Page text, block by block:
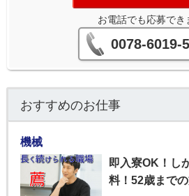
お電話でも応募でき
0078-6019-
おすすめのお仕事
機械
即入寮OK！し
料！52歳まで